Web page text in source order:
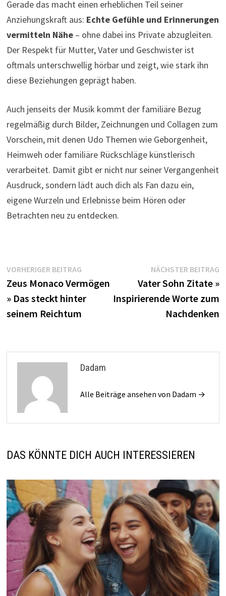
Gerade das macht einen erheblichen Teil seiner
Anziehungskraft aus: Echte Gefühle und Erinnerungen
vermitteln Nähe– ohne dabei ins Private abzugleiten.
Der Respekt für Mutter, Vater und Geschwister ist
oftmals unterschwellig hörbar und zeigt, wie stark ihn
diese Beziehungen geprägt haben.
Auch jenseits der Musik kommt der familiäre Bezug
regelmäßig durch Bilder, Zeichnungen und Collagen zum
Vorschein, mit denen Udo Themen wie Geborgenheit,
Heimweh oder familiäre Rückschläge künstlerisch
verarbeitet. Damit gibt er nicht nur seiner Vergangenheit
Ausdruck, sondern lädt auch dich als Fan dazu ein,
eigene Wurzeln und Erlebnisse beim Hören oder
Betrachten neu zu entdecken.
Beitragsnavigation
VORHERIGER BEITRAGVorheriger
Beitrag:
Zeus Monaco Vermögen
» Das steckt hinter
seinem Reichtum
NÄCHSTER BEITRAG
Vater Sohn Zitate »
Inspirierende Worte zum
Nachdenken
Dadam
Alle Beiträge ansehen von Dadam →
DAS KÖNNTE DICH AUCH INTERESSIEREN